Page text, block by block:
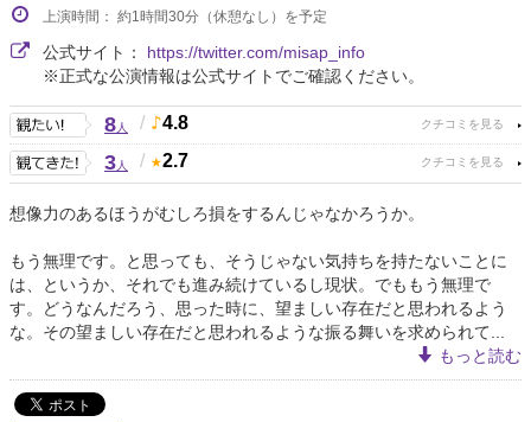
上演時間： 約1時間30分（休憩なし）を予定
公式サイト： https://twitter.com/misap_info
※正式な公演情報は公式サイトでご確認ください。
8人 / 4.8
3人 / 2.7
想像力のあるほうがむしろ損をするんじゃなかろうか。
もう無理です。と思っても、そうじゃない気持ちを持たないことに
は、というか、それでも進み続けているし現状。でももう無理で
す。どうなんだろう、思った時に、望ましい存在だと思われるよう
な。その望ましい存在だと思われるような振る舞いを求められて...
もっと読む